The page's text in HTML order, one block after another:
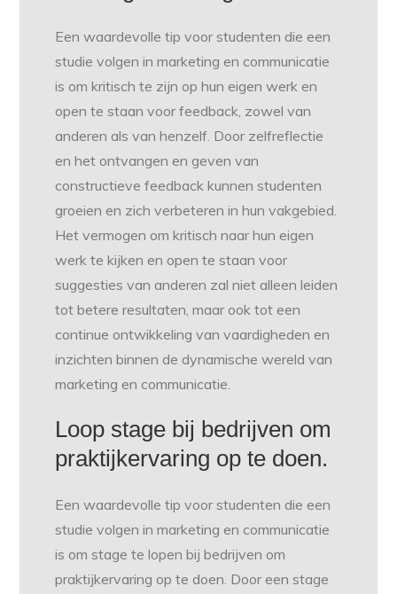
Een waardevolle tip voor studenten die een
studie volgen in marketing en communicatie
is om kritisch te zijn op hun eigen werk en
open te staan voor feedback, zowel van
anderen als van henzelf. Door zelfreflectie
en het ontvangen en geven van
constructieve feedback kunnen studenten
groeien en zich verbeteren in hun vakgebied.
Het vermogen om kritisch naar hun eigen
werk te kijken en open te staan voor
suggesties van anderen zal niet alleen leiden
tot betere resultaten, maar ook tot een
continue ontwikkeling van vaardigheden en
inzichten binnen de dynamische wereld van
marketing en communicatie.
Loop stage bij bedrijven om
praktijkervaring op te doen.
Een waardevolle tip voor studenten die een
studie volgen in marketing en communicatie
is om stage te lopen bij bedrijven om
praktijkervaring op te doen. Door een stage